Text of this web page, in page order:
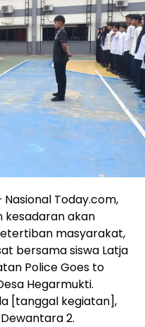
Today.com,
kesadaran akan
masyarakat,
bersama siswa Latja
Police Goes to
Hegarmukti.
[tanggal kegiatan],
2.